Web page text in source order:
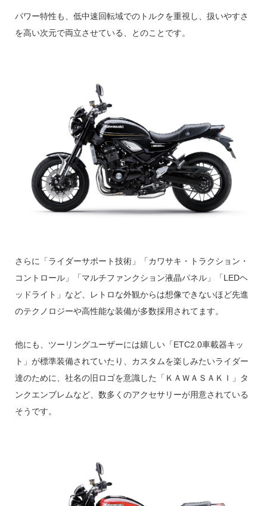
パワー特性も、低中速回転域でのトルクを重視し、扱いやすさ
を高い次元で両立させている、とのことです。
さらに「ライダーサポート技術」「カワサキ・トラクション・
コントロール」「マルチファンクション液晶パネル」「LEDヘ
ッドライト」など、レトロな外観からは想像できないほど先進
のテクノロジーや高性能な装備が多数採用されてます。
他にも、ツーリングユーザーには嬉しい「ETC2.0車載器キッ
ト」が標準装備されていたり、カスタムを楽しみたいライダー
達のために、社名の旧ロゴを意識した「ＫＡＷＡＳＡＫＩ」タ
ンクエンブレムなど、数多くのアクセサリーが用意されている
そうです。